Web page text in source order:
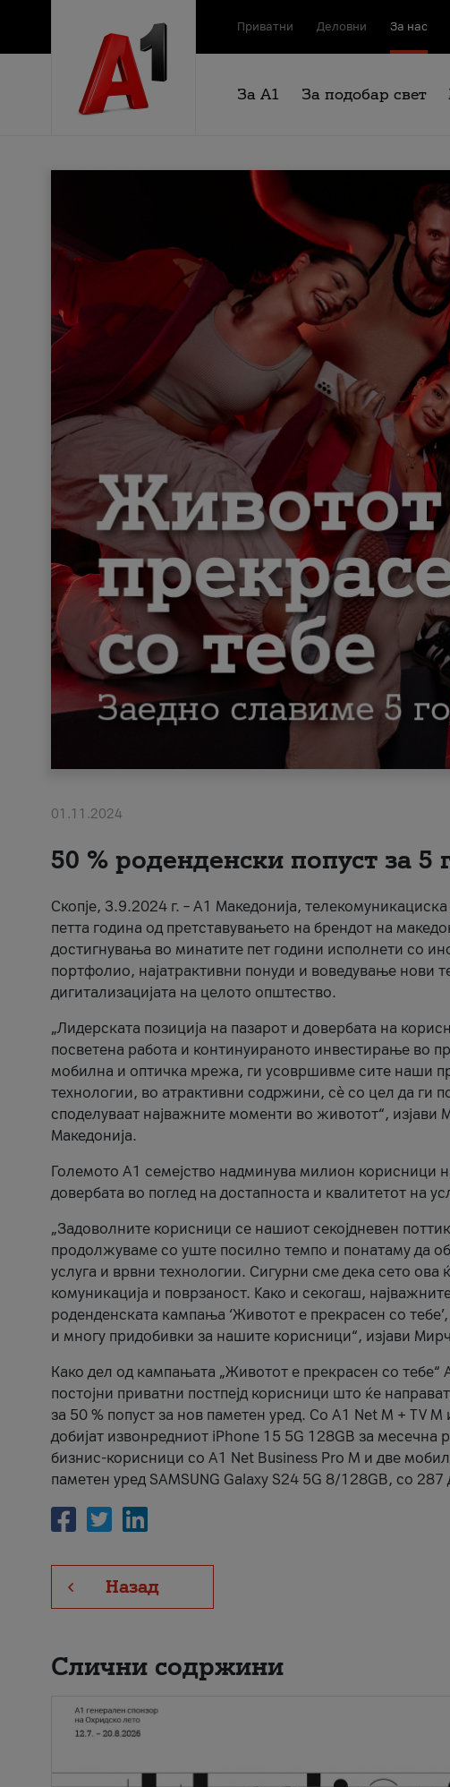
Приватни Деловни За нас
За А1 За подобар свет
01.11.2024
50 % роденденски попуст за 5
Скопје, 3.9.2024 г. – А1 Македонија,
петта година од претставувањето на брендот на
достигнувања во минатите пет години исполнети со
портфолио, најатрактивни понуди и воведување нови
дигитализацијата на целото општество.
„Лидерската позиција на пазарот и довербата на
посветена работа и континуираното инвестирање во
мобилна и оптичка мрежа, ги усовршивме сите наши
технологии, во атрактивни содржини, сè со цел да
споделуваат најважните моменти во животот“,
Македонија.
Големото А1 семејство надминува милион корисници
довербата во поглед на достапноста и квалитетот на
„Задоволните корисници се нашиот секојдневен
продолжуваме со уште посилно темпо и понатаму да
услуга и врвни технологии. Сигурни сме дека сето
комуникација и поврзаност. Kако и секогаш,
роденденската кампања ‘Животот е прекрасен со
и многу придобивки за нашите корисници“, изјави
Како дел од кампањата „Животот е прекрасен со тебе“
постојни приватни постпејд корисници што ќе
за 50 % попуст за нов паметен уред. Со А1 Net M + TV
добијат извонредниот iPhone 15 5G 128GB за месечна
бизнис-корисници со А1 Net Business Pro M и две
паметен уред SAMSUNG Galaxy S24 5G 8/128GB, со
Назад
Слични содржини